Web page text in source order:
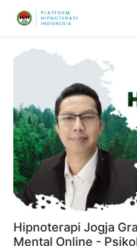
Hipnoterapi Jogja
Mental Online -